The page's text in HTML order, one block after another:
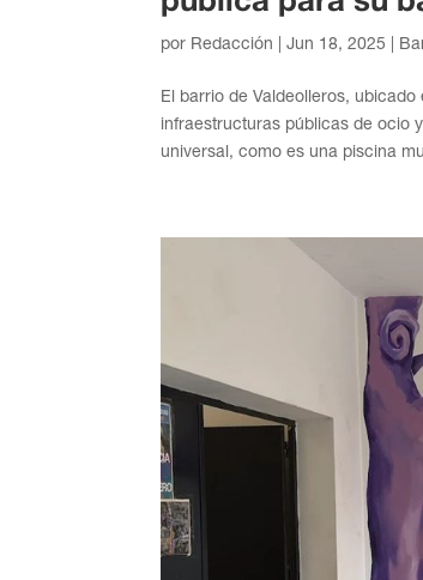
por Redacción |Jun 18, 2025
El barrio de Valdeolleros,
infraestructuras públicas de ocio
universal, como es una piscina